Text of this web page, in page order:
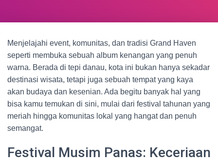
Menjelajahi event, komunitas, dan tradisi Grand Haven
seperti membuka sebuah album kenangan yang penuh
warna. Berada di tepi danau, kota ini bukan hanya sekadar
destinasi wisata, tetapi juga sebuah tempat yang kaya
akan budaya dan kesenian. Ada begitu banyak hal yang
bisa kamu temukan di sini, mulai dari festival tahunan yang
meriah hingga komunitas lokal yang hangat dan penuh
semangat.
Festival Musim Panas: Keceriaan